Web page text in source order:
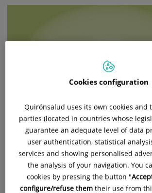
Cookies configuration
Quirónsalud uses its own cookies and
parties (located in countries whose
guarantee an adequate level of data
user authentication, statistical
services and showing personalised
the analysis of your navigation. You
cookies by pressing the button "
configure/refuse them their use from